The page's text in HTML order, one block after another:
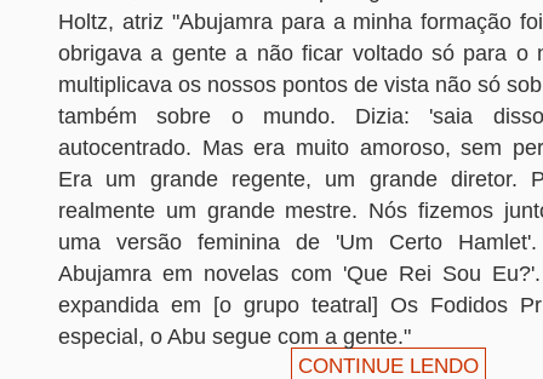
Holtz, atriz "Abujamra para a minha formação
obrigava a gente a não ficar voltado só para o
multiplicava os nossos pontos de vista não só
também sobre o mundo. Dizia: 'saia
autocentrado. Mas era muito amoroso, sem
Era um grande regente, um grande diretor.
realmente um grande mestre. Nós fizemos
uma versão feminina de 'Um Certo
Abujamra em novelas com 'Que Rei Sou
expandida em [o grupo teatral] Os Fodidos
especial, o Abu segue com a gente."
CONTINUE LENDO